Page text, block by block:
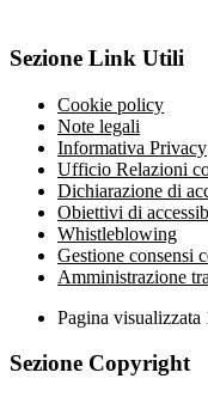
Sezione Link Utili
Cookie policy
Note legali
Informativa Privacy
Ufficio Relazioni
Dichiarazione di
Obiettivi di
Whistleblowing
Gestione consensi
Amministrazione
Pagina visualizzata
Sezione Copyright